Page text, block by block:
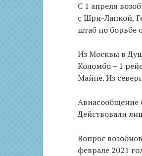
С 1 апреля
с Шри-Ланкой,
штаб по борьбе
Из Москвы в
Коломбо – 1
Майне. Из
Авиасообщение
Действовали
Вопрос
феврале 2021